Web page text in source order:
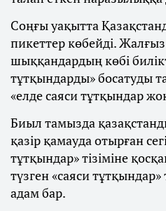
Соңғы уақытта
пикеттер көбейді.
шыққандардың көбі
тұтқындарды» босатуды
«елде саяси тұтқындар
Биыл тамызда
қазір қамауда отырған
тұтқындар» тізіміне
түзген «саяси
адам бар.